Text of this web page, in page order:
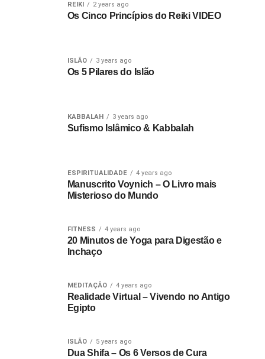
REIKI 2 years ago
Os Cinco Princípios do Reiki VIDEO
ISLÃO 3 years ago
Os 5 Pilares do Islão
KABBALAH 3 years ago
Sufismo Islâmico & Kabbalah
ESPIRITUALIDADE 4 years ago
Manuscrito Voynich – O Livro mais
Misterioso do Mundo
FITNESS 4 years ago
20 Minutos de Yoga para Digestão e
Inchaço
MEDITAÇÃO 4 years ago
Realidade Virtual – Vivendo no Antigo
Egipto
ISLÃO 5 years ago
Dua Shifa – Os 6 Versos de Cura